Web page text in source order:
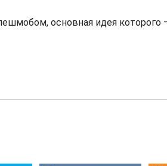
основная идея которого